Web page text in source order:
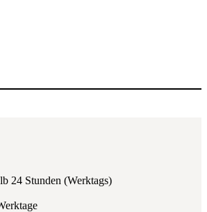
24 Stunden (Werktags)